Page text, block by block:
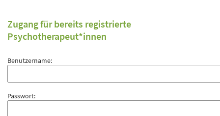
Zugang für bereits registrierte
Psychotherapeut*innen
Benutzername:
Passwort: